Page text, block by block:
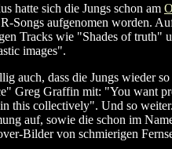
hatte sich die Jungs schon am
Songs aufgenomen worden.
Tracks wie "Shades of truth"
images".
auch, dass die Jungs wieder
Greg Graffin mit: "You want
this collectively". Und so
auf, sowie die schon im
Bilder von schmierigen